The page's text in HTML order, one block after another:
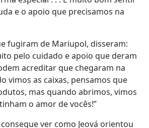
e o apoio que precisamos na
fugiram de Mariupol, disseram:
pelo cuidado e apoio que deram
acreditar que chegaram na
vimos as caixas, pensamos que
mas quando abrimos, vimos
o amor de vocês!”
ver como Jeová orientou